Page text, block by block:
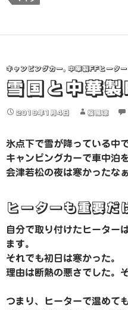
キャンピングカー, 中華製FFヒーター
雪国と中華
2019年1月4日 桜風涼
氷点下で雪が降っている中
キャンピングカーで車中泊
会津若松の夜は寒かったなぁ
ヒーターも重要だ
自分で取り付けたヒーター
ます。
それでも初日は寒かった。
理由は断熱の悪さでした。
つまり、ヒーターで温めて